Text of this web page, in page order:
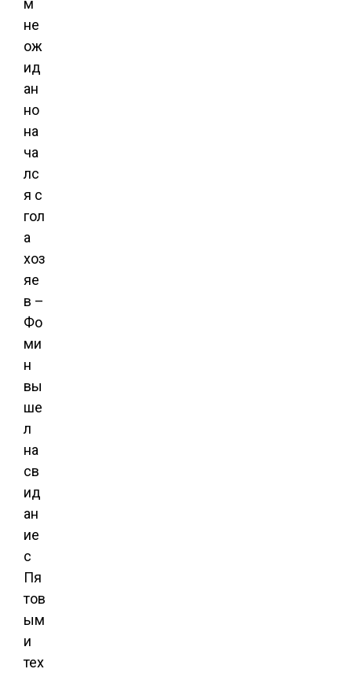
м
не
ож
ид
ан
но
на
ча
лс
я с
гол
а
хоз
яе
в –
Фо
ми
н
вы
ше
л
на
св
ид
ан
ие
с
Пя
тов
ым
и
тех